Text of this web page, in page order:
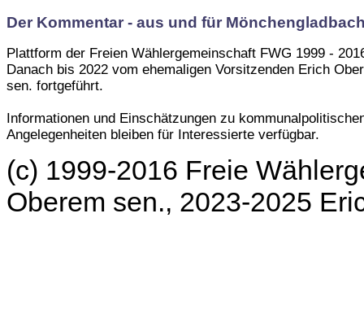
Der Kommentar - aus und für
Plattform der Freien Wählergemeinschaft FWG 1999 -
Danach bis 2022 vom ehemaligen Vorsitzenden Erich
sen. fortgeführt.
Informationen und Einschätzungen zu
Angelegenheiten bleiben für Interessierte verfügbar.
(c) 1999-2016 Freie
Oberem sen., 2023-2025